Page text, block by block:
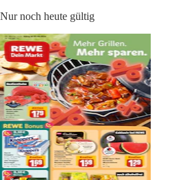
Nur noch heute gültig